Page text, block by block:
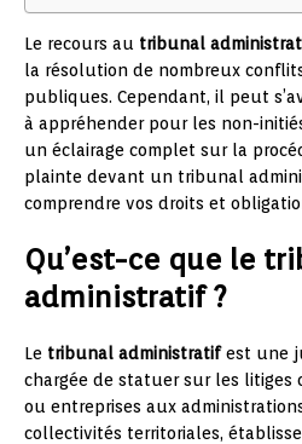
Le recours au tribunal
la résolution de nombreux
publiques. Cependant, il peut
à appréhender pour les non-
un éclairage complet sur la
plainte devant un tribunal
comprendre vos droits et
Qu’est-ce que le
administratif ?
Le tribunal administratifest une
chargée de statuer sur les litiges
ou entreprises aux
collectivités territoriales,